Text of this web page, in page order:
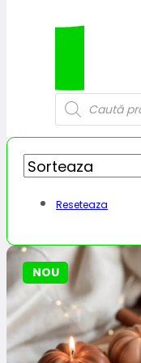
Products
search
Reseteaza
NOU